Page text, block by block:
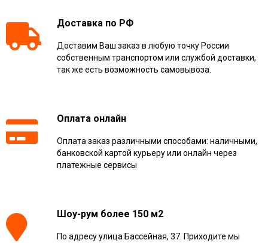
Доставка по РФ
Доставим Ваш заказ в любую точку России
собственным транспортом или службой доставки,
так же есть возможность самовывоза.
Оплата онлайн
Оплата заказ различными способами: наличными,
банковской картой курьеру или онлайн через
платежные сервисы
Шоу-рум более 150 м2
По адресу улица Бассейная, 37. Приходите мы